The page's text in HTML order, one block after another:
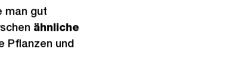
man gut
ähnliche
Pflanzen und